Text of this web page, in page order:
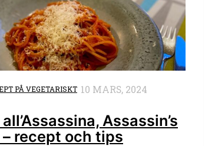
PÅ VEGETARISKT 10 MARS, 2024
Assassin’s
recept och tips